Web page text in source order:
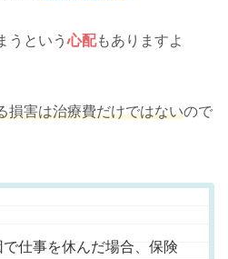
うという心配もありますよ
損害は治療費だけではないので
仕事を休んだ場合、保険